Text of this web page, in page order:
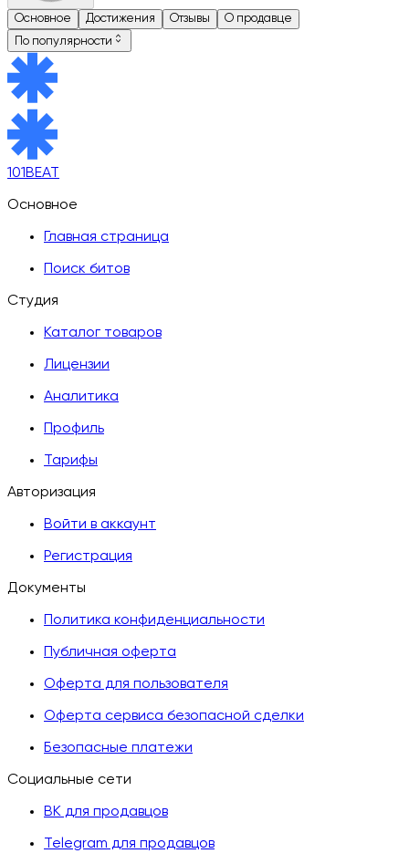
Основное Достижения Отзывы
О продавце
По популярности
101BEAT
Основное
Главная страница
Поиск битов
Студия
Каталог товаров
Лицензии
Аналитика
Профиль
Тарифы
Авторизация
Войти в аккаунт
Регистрация
Документы
Политика конфиденциальности
Публичная оферта
Оферта для пользователя
Оферта сервиса безопасной сделки
Безопасные платежи
Социальные сети
ВК для продавцов
Telegram для продавцов